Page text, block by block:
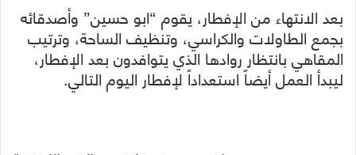
بعد الانتهاء من الإفطار، يقوم “ابو حسين” وأصدقائه
بجمع الطاولات والكراسي، وتنظيف الساحة، وترتيب
المقاهي بانتظار روادها الذي يتوافدون بعد الإفطار،
ليبدأ العمل أيضاً استعداداً لإفطار اليوم التالي.